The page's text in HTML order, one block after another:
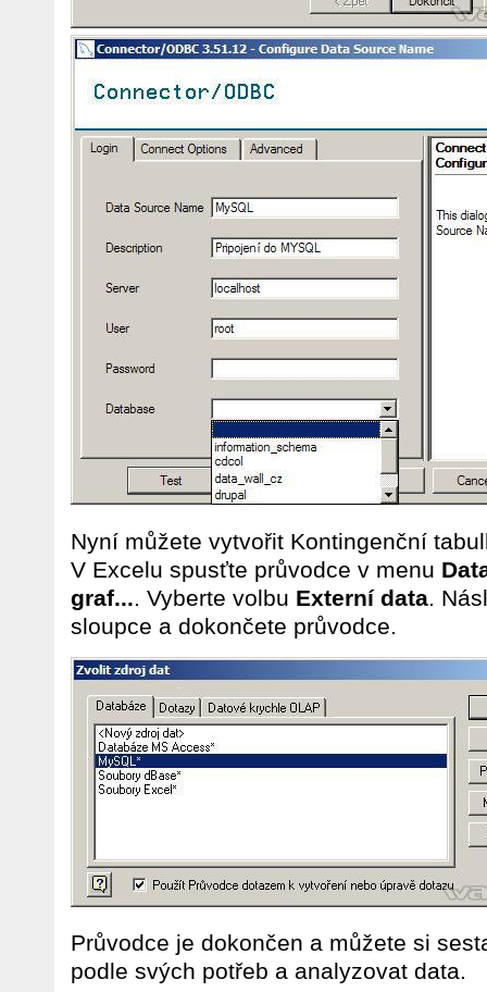
Nyní můžete vytvořit Kontingenční
V Excelu spusťte průvodce v menu
graf.... Vyberte volbu Externí data.
sloupce a dokončete průvodce.
Průvodce je dokončen a můžete si
podle svých potřeb a analyzovat data.